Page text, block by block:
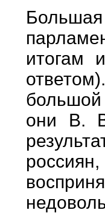
итогам
большой
они В.